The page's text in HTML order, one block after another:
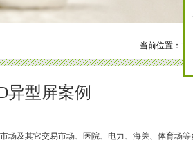
当前位置： 首页
异型屏案例
场及其它交易市场、医院、电力、海关、体育场